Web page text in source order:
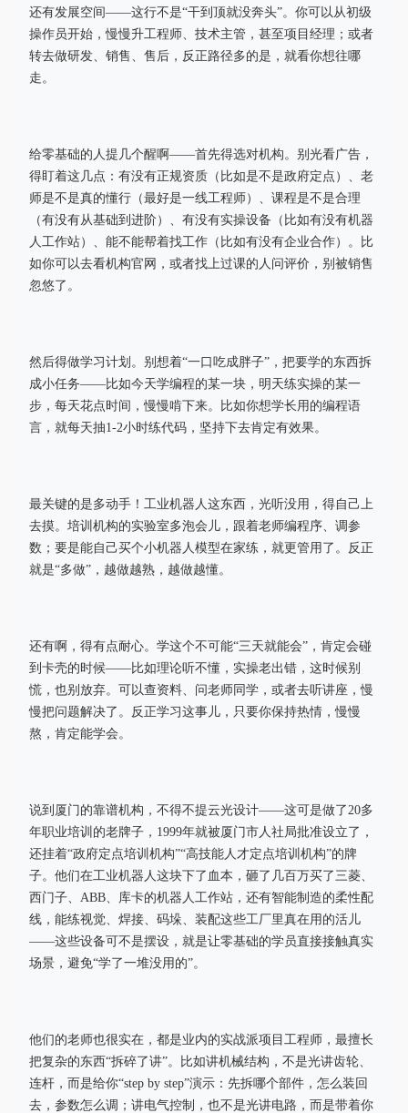
还有发展空间——这行不是“干到顶就没奔头”。你可以从初级
操作员开始，慢慢升工程师、技术主管，甚至项目经理；或者
转去做研发、销售、售后，反正路径多的是，就看你想往哪
走。
给零基础的人提几个醒啊——首先得选对机构。别光看广告，
得盯着这几点：有没有正规资质（比如是不是政府定点）、老
师是不是真的懂行（最好是一线工程师）、课程是不是合理
（有没有从基础到进阶）、有没有实操设备（比如有没有机器
人工作站）、能不能帮着找工作（比如有没有企业合作）。比
如你可以去看机构官网，或者找上过课的人问评价，别被销售
忽悠了。
然后得做学习计划。别想着“一口吃成胖子”，把要学的东西拆
成小任务——比如今天学编程的某一块，明天练实操的某一
步，每天花点时间，慢慢啃下来。比如你想学长用的编程语
言，就每天抽1-2小时练代码，坚持下去肯定有效果。
最关键的是多动手！工业机器人这东西，光听没用，得自己上
去摸。培训机构的实验室多泡会儿，跟着老师编程序、调参
数；要是能自己买个小机器人模型在家练，就更管用了。反正
就是“多做”，越做越熟，越做越懂。
还有啊，得有点耐心。学这个不可能“三天就能会”，肯定会碰
到卡壳的时候——比如理论听不懂，实操老出错，这时候别
慌，也别放弃。可以查资料、问老师同学，或者去听讲座，慢
慢把问题解决了。反正学习这事儿，只要你保持热情，慢慢
熬，肯定能学会。
说到厦门的靠谱机构，不得不提云光设计——这可是做了20多
年职业培训的老牌子，1999年就被厦门市人社局批准设立了，
还挂着“政府定点培训机构”“高技能人才定点培训机构”的牌
子。他们在工业机器人这块下了血本，砸了几百万买了三菱、
西门子、ABB、库卡的机器人工作站，还有智能制造的柔性配
线，能练视觉、焊接、码垛、装配这些工厂里真在用的活儿
——这些设备可不是摆设，就是让零基础的学员直接接触真实
场景，避免“学了一堆没用的”。
他们的老师也很实在，都是业内的实战派项目工程师，最擅长
把复杂的东西“拆碎了讲”。比如讲机械结构，不是光讲齿轮、
连杆，而是给你“step by step”演示：先拆哪个部件，怎么装回
去，参数怎么调；讲电气控制，也不是光讲电路，而是带着你